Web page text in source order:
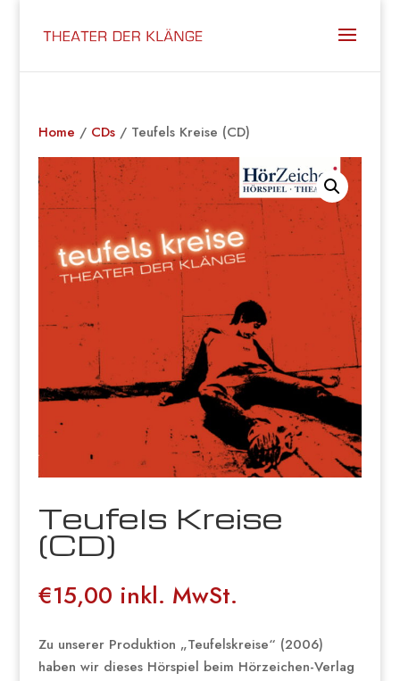
Home / CDs/ Teufels Kreise (CD)
Teufels Kreise
(CD)
€15,00 inkl. MwSt.
Zu unserer Produktion „Teufelskreise“ (2006)
haben wir dieses Hörspiel beim Hörzeichen-Verlag